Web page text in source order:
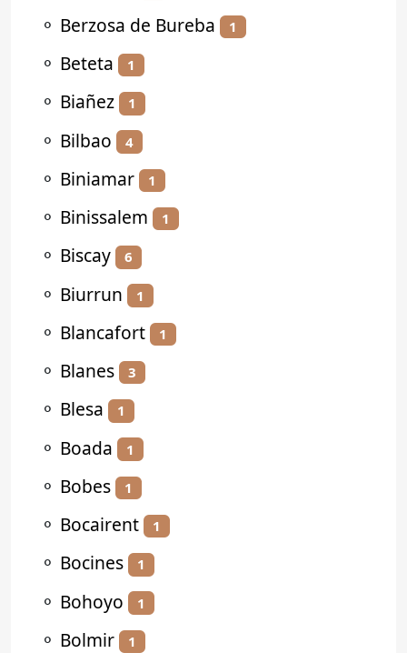
⚬ Berzosa de Bureba 1
⚬ Beteta 1
⚬ Biañez 1
⚬ Bilbao 4
⚬ Biniamar 1
⚬ Binissalem 1
⚬ Biscay 6
⚬ Biurrun 1
⚬ Blancafort 1
⚬ Blanes 3
⚬ Blesa 1
⚬ Boada 1
⚬ Bobes 1
⚬ Bocairent 1
⚬ Bocines 1
⚬ Bohoyo 1
⚬ Bolmir 1